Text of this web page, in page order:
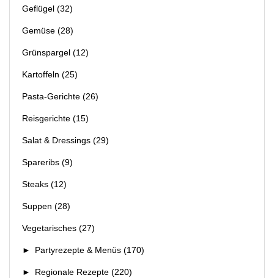
Geflügel (32)
Gemüse (28)
Grünspargel (12)
Kartoffeln (25)
Pasta-Gerichte (26)
Reisgerichte (15)
Salat & Dressings (29)
Spareribs (9)
Steaks (12)
Suppen (28)
Vegetarisches (27)
► Partyrezepte & Menüs (170)
► Regionale Rezepte (220)